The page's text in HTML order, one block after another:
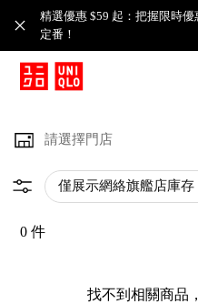
精選優惠 $59 起：把握限時
定番！​
請選擇門店
僅展示網絡旗艦店庫存
0 件
找不到相關商品